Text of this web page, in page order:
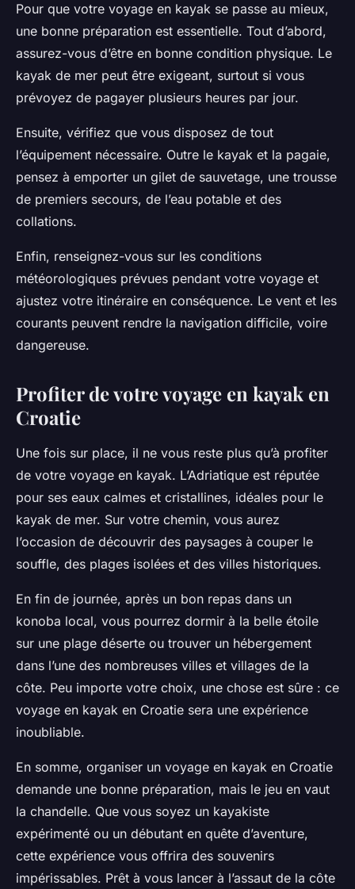
Pour que votre voyage en kayak se passe au mieux,
une bonne préparation est essentielle. Tout d’abord,
assurez-vous d’être en bonne condition physique. Le
kayak de mer peut être exigeant, surtout si vous
prévoyez de pagayer plusieurs heures par jour.
Ensuite, vérifiez que vous disposez de tout
l’équipement nécessaire. Outre le kayak et la pagaie,
pensez à emporter un gilet de sauvetage, une trousse
de premiers secours, de l’eau potable et des
collations.
Enfin, renseignez-vous sur les conditions
météorologiques prévues pendant votre voyage et
ajustez votre itinéraire en conséquence. Le vent et les
courants peuvent rendre la navigation difficile, voire
dangereuse.
Profiter de votre voyage en kayak en
Croatie
Une fois sur place, il ne vous reste plus qu’à profiter
de votre voyage en kayak. L’Adriatique est réputée
pour ses eaux calmes et cristallines, idéales pour le
kayak de mer. Sur votre chemin, vous aurez
l’occasion de découvrir des paysages à couper le
souffle, des plages isolées et des villes historiques.
En fin de journée, après un bon repas dans un
konoba local, vous pourrez dormir à la belle étoile
sur une plage déserte ou trouver un hébergement
dans l’une des nombreuses villes et villages de la
côte. Peu importe votre choix, une chose est sûre : ce
voyage en kayak en Croatie sera une expérience
inoubliable.
En somme, organiser un voyage en kayak en Croatie
demande une bonne préparation, mais le jeu en vaut
la chandelle. Que vous soyez un kayakiste
expérimenté ou un débutant en quête d’aventure,
cette expérience vous offrira des souvenirs
impérissables. Prêt à vous lancer à l’assaut de la côte